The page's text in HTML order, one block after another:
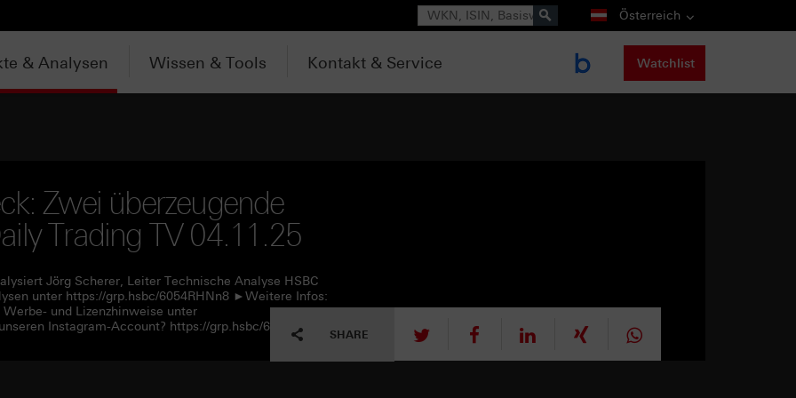
Suche Österreich
& Analysen Wissen & Tools Kontakt & Service Watchlist
Zwei überzeugende
Trading TV 04.11.25
Jörg Scherer, Leiter Technische Analyse HSBC
unter https://grp.hsbc/6054RHNn8 ►Weitere Infos:
und Lizenzhinweise unter
Instagram-Account? https://grp.hsbc/6057RHNn1
SHARE tweet mitteilen